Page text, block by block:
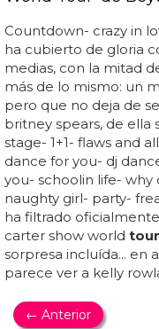
Countdown- crazy in
ha cubierto de gloria
medias, con la mitad
más de lo mismo: un
pero que no deja de
britney spears, de ella
stage- 1+1- flaws and
dance for you- dj
you- schoolin life- why
naughty girl- party-
ha filtrado
carter show world tour
sorpresa incluída... en
parece ver a kelly
← Anterior